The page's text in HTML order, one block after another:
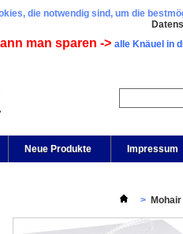
die notwendig sind, um die
man sparen -> alle Knäuel in
Neue Produkte Impressum
>